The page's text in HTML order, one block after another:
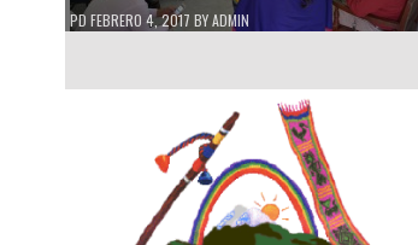
PD FEBRERO 4, 2017 BYADMIN